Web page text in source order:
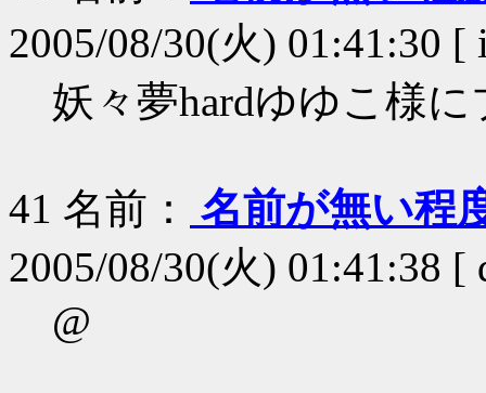
2005/08/30(火) 01:41:30 [
妖々夢hardゆゆこ様
41 名前：
名前が無い程
2005/08/30(火) 01:41:38 [
@